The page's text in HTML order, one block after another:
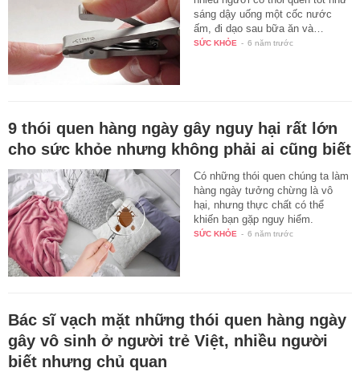
sáng dậy uống một cốc nước
ấm, đi dạo sau bữa ăn và…
SỨC KHỎE - 6 năm trước
9 thói quen hàng ngày gây nguy hại rất lớn
cho sức khỏe nhưng không phải ai cũng biết
Có những thói quen chúng ta làm
hàng ngày tưởng chừng là vô
hại, nhưng thực chất có thể
khiến bạn gặp nguy hiểm.
SỨC KHỎE - 6 năm trước
Bác sĩ vạch mặt những thói quen hàng ngày
gây vô sinh ở người trẻ Việt, nhiều người
biết nhưng chủ quan